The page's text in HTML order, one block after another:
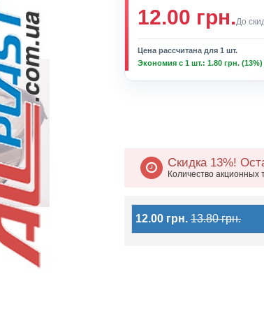
12.00 грн.До
Цена рассчитана для 1 шт.
Экономия с 1 шт.: 1.80 грн. (13%)
Скидка 13%!
Количество акционных
12.00 грн. 13.80 грн.